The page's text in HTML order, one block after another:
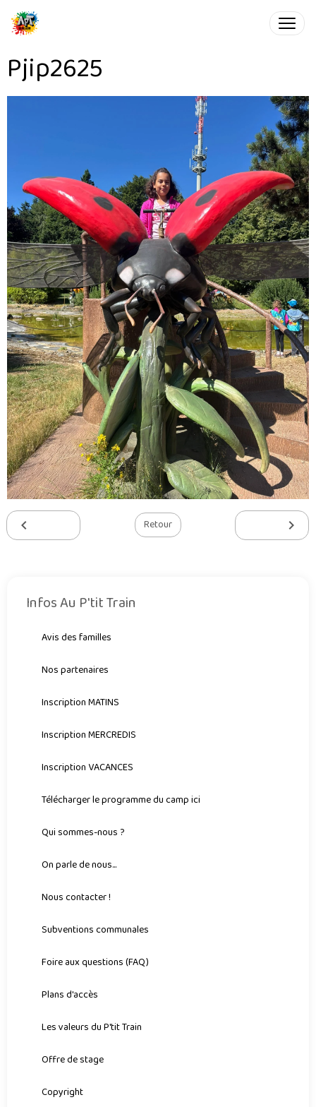
Pjip2625
Retour
Infos Au P'tit Train
Avis des familles
Nos partenaires
Inscription MATINS
Inscription MERCREDIS
Inscription VACANCES
Télécharger le programme du camp ici
Qui sommes-nous ?
On parle de nous...
Nous contacter !
Subventions communales
Foire aux questions (FAQ)
Plans d'accès
Les valeurs du P'tit Train
Offre de stage
Copyright